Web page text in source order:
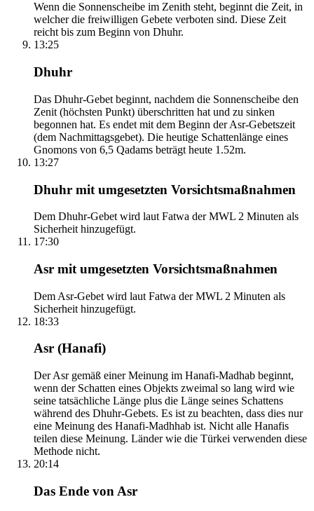
Wenn die Sonnenscheibe im Zenith steht, beginnt die Zeit, in
welcher die freiwilligen Gebete verboten sind. Diese Zeit
reicht bis zum Beginn von Dhuhr.
13:25
Dhuhr
Das Dhuhr-Gebet beginnt, nachdem die Sonnenscheibe den
Zenit (höchsten Punkt) überschritten hat und zu sinken
begonnen hat. Es endet mit dem Beginn der Asr-Gebetszeit
(dem Nachmittagsgebet). Die heutige Schattenlänge eines
Gnomons von 6,5 Qadams beträgt heute 1.52m.
13:27
Dhuhr mit umgesetzten Vorsichtsmaßnahmen
Dem Dhuhr-Gebet wird laut Fatwa der MWL 2 Minuten als
Sicherheit hinzugefügt.
17:30
Asr mit umgesetzten Vorsichtsmaßnahmen
Dem Asr-Gebet wird laut Fatwa der MWL 2 Minuten als
Sicherheit hinzugefügt.
18:33
Asr (Hanafi)
Der Asr gemäß einer Meinung im Hanafi-Madhab beginnt,
wenn der Schatten eines Objekts zweimal so lang wird wie
seine tatsächliche Länge plus die Länge seines Schattens
während des Dhuhr-Gebets. Es ist zu beachten, dass dies nur
eine Meinung des Hanafi-Madhhab ist. Nicht alle Hanafis
teilen diese Meinung. Länder wie die Türkei verwenden diese
Methode nicht.
20:14
Das Ende von Asr